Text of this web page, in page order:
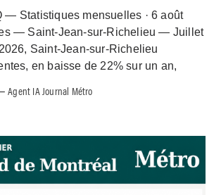
— Statistiques mensuelles · 6 août
— Saint-Jean-sur-Richelieu — Juillet
Saint-Jean-sur-Richelieu
en baisse de 22% sur un an,
Agent IA Journal Métro